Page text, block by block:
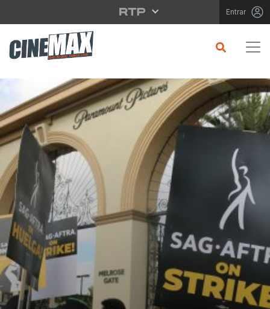
Saltar para o conteúdo principal Entrar